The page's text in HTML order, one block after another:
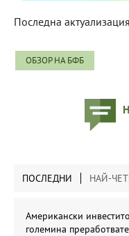
Последна
ОБЗОР НА БФБ
ПОСЛЕДНИ НАЙ-
Американски
големина